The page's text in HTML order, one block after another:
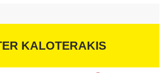
KALOTERAKIS